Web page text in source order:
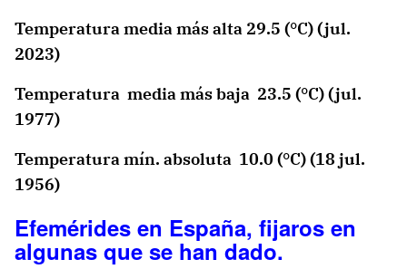
Temperatura media más alta 29.5 (°C) (jul.
2023)
Temperatura media más baja 23.5 (°C) (jul.
1977)
Temperatura mín. absoluta 10.0 (°C) (18 jul.
1956)
Efemérides en España, fijaros en
algunas que se han dado.